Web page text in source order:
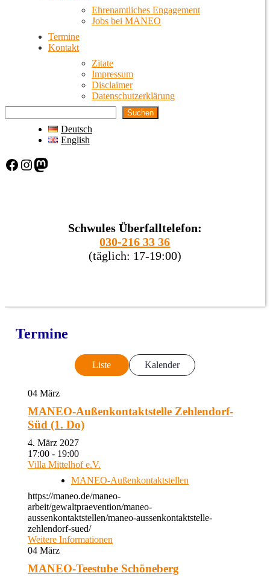
Ehrenamtliches Engagement
Jobs bei MANEO
Termine
Kontakt
Zitate
Impressum
Disclaimer
Datenschutzerklärung
Suchen
Deutsch
English
Facebook Instagram Mastodon
Schwules Überfalltelefon:
030-216 33 36
(täglich: 17-19:00)
Termine
Liste Kalender
04 März
MANEO-Außenkontaktstelle Zehlendorf-
Süd (1. Do)
4. März 2027
17:00 - 19:00
Villa Mittelhof e.V.
MANEO-Außenkontaktstellen
https://maneo.de/maneo-
arbeit/gewaltpraevention/maneo-
aussenkontaktstellen/maneo-aussenkontaktstelle-
zehlendorf-sued/
Weitere Informationen
04 März
MANEO-Teestube Schöneberg